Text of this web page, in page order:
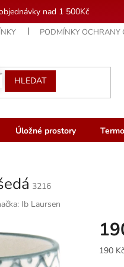
nad 1 500Kč
PODMÍNKY OCHRANY
HLEDAT
Úložné prostory
3216
Ib Laursen
Měrná
190